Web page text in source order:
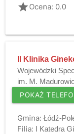
gradeOcena: 0.0
II Klinika
Wojewódzki
im. M.
POKAŻ
Gmina: Łódź-
Filia: I Katedra